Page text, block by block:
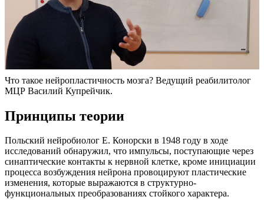
Что такое нейропластичность мозга? Ведущий реабилитолог
МЦР Василий Купрейчик.
Принципы теории
Польский нейробиолог Е. Конорски в 1948 году в ходе
исследований обнаружил, что импульсы, поступающие через
синаптические контакты к нервной клетке, кроме инициации
процесса возбуждения нейрона провоцируют пластические
изменения, которые выражаются в структурно-
функциональных преобразованиях стойкого характера.